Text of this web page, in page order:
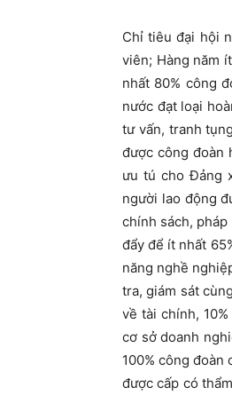
Chỉ tiêu đại hội
viên; Hàng năm
nhất 80% công
nước đạt loại
tư vấn, tranh
được công đoàn
ưu tú cho Đảng
người lao động
chính sách,
đẩy để ít nhất
năng nghề
tra, giám sát
về tài chính,
cơ sở doanh
100% công
được cấp có